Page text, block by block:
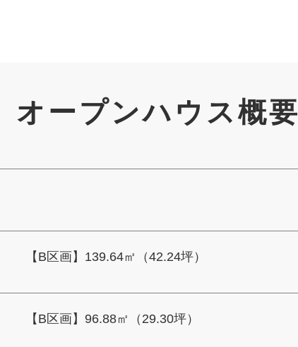
オープンハウス概要
【B区画】139.64㎡（42.24坪）
【B区画】96.88㎡（29.30坪）